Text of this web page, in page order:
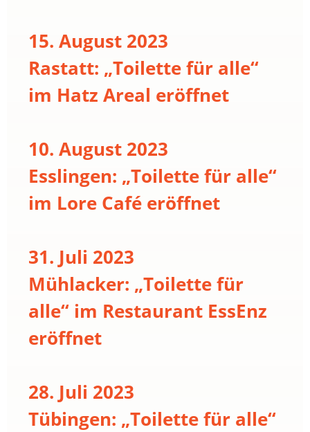
15. August 2023
Rastatt: „Toilette für alle“
im Hatz Areal eröffnet
10. August 2023
Esslingen: „Toilette für alle“
im Lore Café eröffnet
31. Juli 2023
Mühlacker: „Toilette für
alle“ im Restaurant EssEnz
eröffnet
28. Juli 2023
Tübingen: „Toilette für alle“